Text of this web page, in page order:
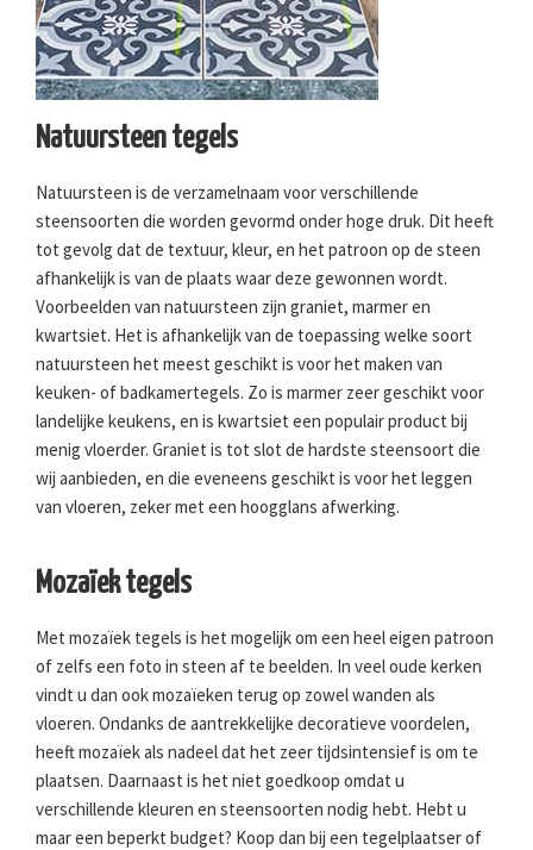
Natuursteen tegels
Natuursteen is de verzamelnaam voor verschillende
steensoorten die worden gevormd onder hoge druk. Dit heeft
tot gevolg dat de textuur, kleur, en het patroon op de steen
afhankelijk is van de plaats waar deze gewonnen wordt.
Voorbeelden van natuursteen zijn graniet, marmer en
kwartsiet. Het is afhankelijk van de toepassing welke soort
natuursteen het meest geschikt is voor het maken van
keuken- of badkamertegels. Zo is marmer zeer geschikt voor
landelijke keukens, en is kwartsiet een populair product bij
menig vloerder. Graniet is tot slot de hardste steensoort die
wij aanbieden, en die eveneens geschikt is voor het leggen
van vloeren, zeker met een hoogglans afwerking.
Mozaïek tegels
Met mozaïek tegels is het mogelijk om een heel eigen patroon
of zelfs een foto in steen af te beelden. In veel oude kerken
vindt u dan ook mozaïeken terug op zowel wanden als
vloeren. Ondanks de aantrekkelijke decoratieve voordelen,
heeft mozaïek als nadeel dat het zeer tijdsintensief is om te
plaatsen. Daarnaast is het niet goedkoop omdat u
verschillende kleuren en steensoorten nodig hebt. Hebt u
maar een beperkt budget? Koop dan bij een tegelplaatser of